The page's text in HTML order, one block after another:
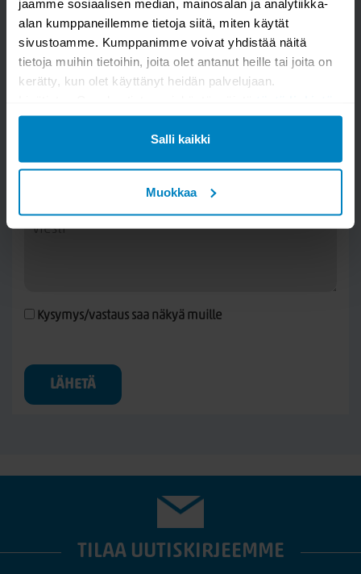
jaamme sosiaalisen median, mainosalan ja analytiikka-
alan kumppaneillemme tietoja siitä, miten käytät
sivustoamme. Kumppanimme voivat yhdistää näitä
tietoja muihin tietoihin, joita olet antanut heille tai joita on
kerätty, kun olet käyttänyt heidän palvelujaan.
Salli kaikki
Muokkaa
Kysy kysymys
Alma pyörivä ruokapöydän tuoli, Tumman
harmaa
Kysymys/vastaus saa näkyä muille
LÄHETÄ
TILAA UUTISKIRJEEMME